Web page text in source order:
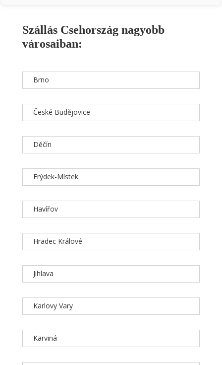
Szállás Csehország nagyobb
városaiban:
Brno
České Budějovice
Děčín
Frýdek-Místek
Havířov
Hradec Králové
Jihlava
Karlovy Vary
Karviná